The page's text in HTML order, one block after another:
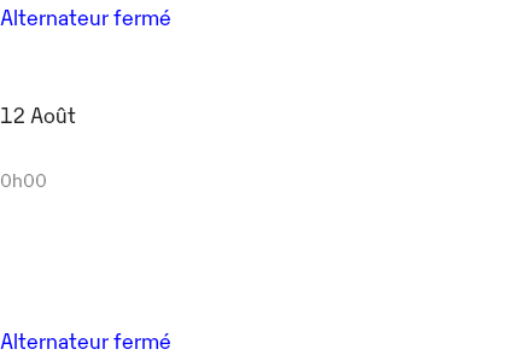
Alternateur fermé
12 Août
0h00
Alternateur fermé